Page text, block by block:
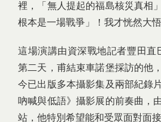
裡，「無人提起的福島核災真相
根本是一場戰爭」！我才恍然大悟
這場演講由資深戰地記者豐田直
第二天，甫結束車諾堡採訪的他
今已出版多本攝影集及兩部紀錄
吶喊與低語》攝影展的前奏曲，
站，他特別希望能和受眾面對面接